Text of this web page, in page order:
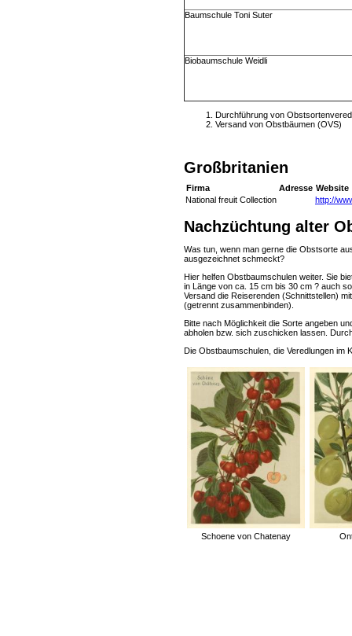
Baumschule Toni Suter
Biobaumschule Weidli
Durchführung von
Versand von Obstbäumen (OVS)
Großbritanien
Firma Adresse Website
National freuit Collection
http://
Nachzüchtung alter
Was tun, wenn man gerne die Obstsorte
ausgezeichnet schmeckt?
Hier helfen Obstbaumschulen weiter. Sie
in Länge von ca. 15 cm bis 30 cm ? auch
Versand die Reiserenden (Schnittstellen)
(getrennt zusammenbinden).
Bitte nach Möglichkeit die Sorte angeben
abholen bzw. sich zuschicken lassen.
Die Obstbaumschulen, die Veredlungen im
Schoene von Chatenay